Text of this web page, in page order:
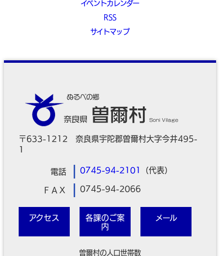
イベントカレンダー
RSS
サイトマップ
〒633-1212 奈良県宇陀郡曽爾村大字今井495-
1
電話 0745-94-2101 （代表）
ＦＡＸ 0745-94-2066
アクセス
各課のご案
内
メール
曽爾村の人口世帯数